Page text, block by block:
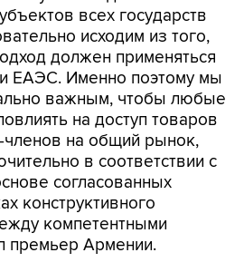
всех государств
исходим из того,
должен применяться
ЕАЭС. Именно поэтому мы
важным, чтобы любые
на доступ товаров
членов на общий рынок,
в соответствии с
согласованных
конструктивного
компетентными
премьер Армении.